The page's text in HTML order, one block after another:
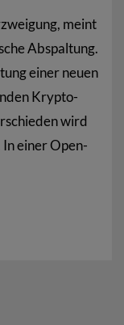
meint
Abspaltung.
einer neuen
Krypto-
wird
einer Open-